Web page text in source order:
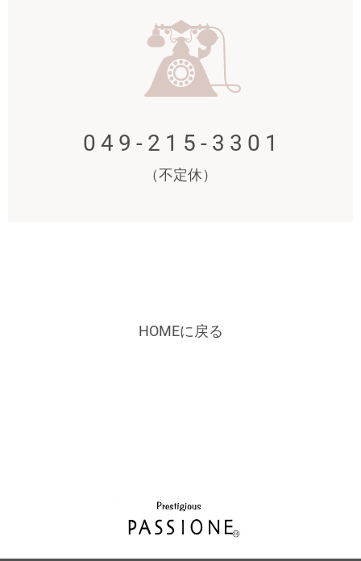
049-215-3301
（不定休）
HOMEに戻る